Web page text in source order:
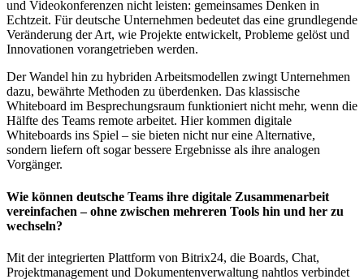
und Videokonferenzen nicht leisten: gemeinsames Denken in
Echtzeit. Für deutsche Unternehmen bedeutet das eine grundlegende
Veränderung der Art, wie Projekte entwickelt, Probleme gelöst und
Innovationen vorangetrieben werden.
Der Wandel hin zu hybriden Arbeitsmodellen zwingt Unternehmen
dazu, bewährte Methoden zu überdenken. Das klassische
Whiteboard im Besprechungsraum funktioniert nicht mehr, wenn die
Hälfte des Teams remote arbeitet. Hier kommen digitale
Whiteboards ins Spiel – sie bieten nicht nur eine Alternative,
sondern liefern oft sogar bessere Ergebnisse als ihre analogen
Vorgänger.
Wie können deutsche Teams ihre digitale Zusammenarbeit
vereinfachen – ohne zwischen mehreren Tools hin und her zu
wechseln?
Mit der integrierten Plattform von Bitrix24, die Boards, Chat,
Projektmanagement und Dokumentenverwaltung nahtlos verbindet